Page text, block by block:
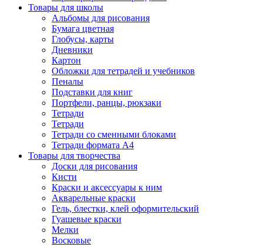
Товары для школы
Альбомы для рисования
Бумага цветная
Глобусы, карты
Дневники
Картон
Обложки для тетрадей и учебников
Пеналы
Подставки для книг
Портфели, ранцы, рюкзаки
Тетради
Тетради
Тетради со сменными блоками
Тетради формата А4
Товары для творчества
Доски для рисования
Кисти
Краски и аксессуары к ним
Акварельные краски
Гель, блестки, клей оформительский
Гуашевые краски
Мелки
Восковые